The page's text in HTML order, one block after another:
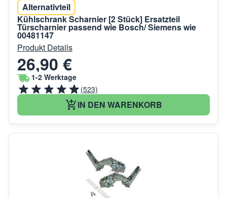
Alternativteil
Kühlschrank Scharnier [2 Stück] Ersatzteil
Türscharnier passend wie Bosch/ Siemens wie
00481147
Produkt Details
26,90 €
1-2 Werktage
(523)
IN DEN WARENKORB